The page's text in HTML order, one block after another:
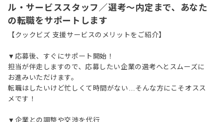
ル・サービススタッフ／選考～内定まで、あなた
の転職をサポートします
【クックビズ 支援サービスのメリットをご紹介】
▼応募後、すぐにサポート開始！
担当が伴走しますので、応募したい企業の選考へとスムーズに
お進みいただけます。
転職はしたいけど忙しくて時間がない…そんな方にこそオスス
メです！
▼企業との調整や交渉を代行